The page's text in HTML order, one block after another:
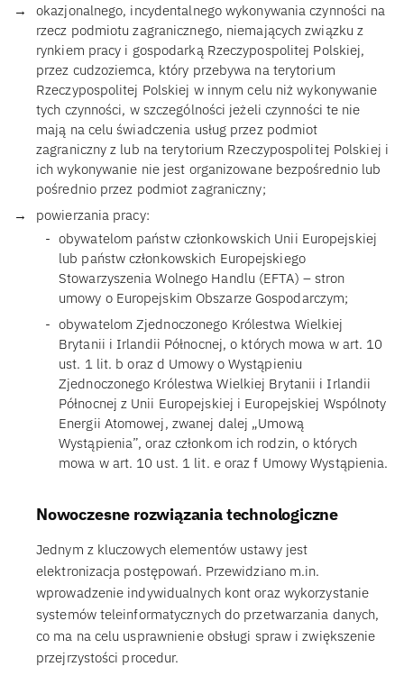
okazjonalnego, incydentalnego wykonywania czynności na
rzecz podmiotu zagranicznego, niemających związku z
rynkiem pracy i gospodarką Rzeczypospolitej Polskiej,
przez cudzoziemca, który przebywa na terytorium
Rzeczypospolitej Polskiej w innym celu niż wykonywanie
tych czynności, w szczególności jeżeli czynności te nie
mają na celu świadczenia usług przez podmiot
zagraniczny z lub na terytorium Rzeczypospolitej Polskiej i
ich wykonywanie nie jest organizowane bezpośrednio lub
pośrednio przez podmiot zagraniczny;
powierzania pracy:
obywatelom państw członkowskich Unii Europejskiej
lub państw członkowskich Europejskiego
Stowarzyszenia Wolnego Handlu (EFTA) – stron
umowy o Europejskim Obszarze Gospodarczym;
obywatelom Zjednoczonego Królestwa Wielkiej
Brytanii i Irlandii Północnej, o których mowa w art. 10
ust. 1 lit. b oraz d Umowy o Wystąpieniu
Zjednoczonego Królestwa Wielkiej Brytanii i Irlandii
Północnej z Unii Europejskiej i Europejskiej Wspólnoty
Energii Atomowej, zwanej dalej „Umową
Wystąpienia”, oraz członkom ich rodzin, o których
mowa w art. 10 ust. 1 lit. e oraz f Umowy Wystąpienia.
Nowoczesne rozwiązania technologiczne
Jednym z kluczowych elementów ustawy jest
elektronizacja postępowań. Przewidziano m.in.
wprowadzenie indywidualnych kont oraz wykorzystanie
systemów teleinformatycznych do przetwarzania danych,
co ma na celu usprawnienie obsługi spraw i zwiększenie
przejrzystości procedur.